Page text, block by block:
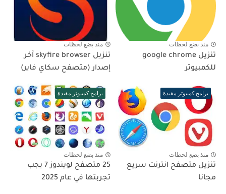
منذ بضع لحظات
تنزيل google chrome
للكمبيوتر
منذ بضع لحظات
تنزيل skyfire browser آخر
إصدار (متصفح سكاي فاير)
برامج كمبيوتر مفيدة
منذ بضع لحظات
تنزيل متصفح انترنت سريع
مجانا
برامج كمبيوتر مفيدة
منذ بضع لحظات
25 متصفح لويندوز 7 يجب
تجربتها في عام 2025